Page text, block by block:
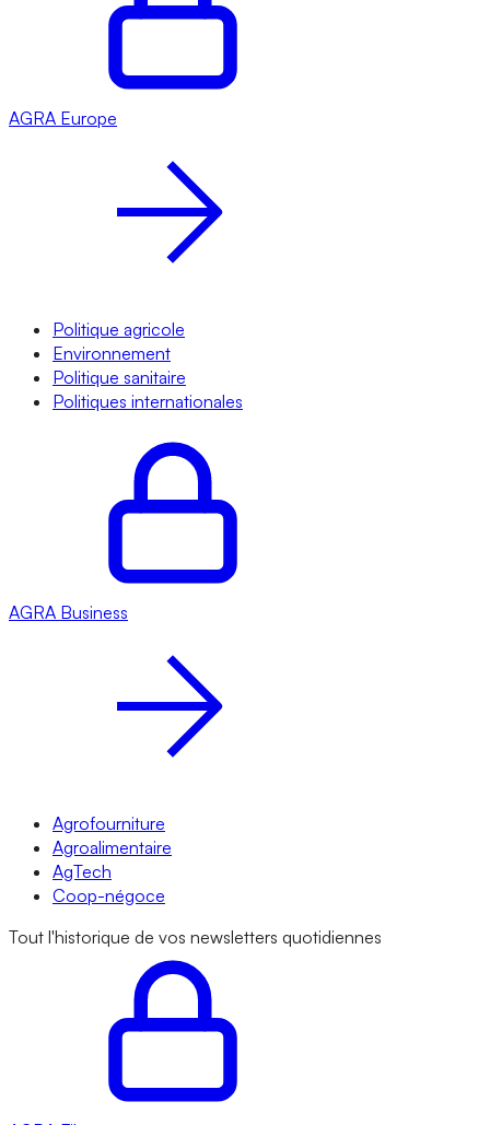
AGRA Europe
Politique agricole
Environnement
Politique sanitaire
Politiques internationales
AGRA Business
Agrofourniture
Agroalimentaire
AgTech
Coop-négoce
Tout l'historique de vos newsletters quotidiennes